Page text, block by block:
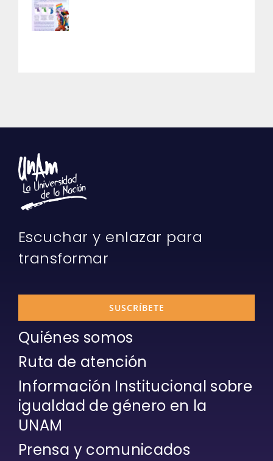
Escuchar y enlazar para
transformar
SUSCRÍBETE
Quiénes somos
Ruta de atención
Información Institucional sobre
igualdad de género en la
UNAM
Prensa y comunicados